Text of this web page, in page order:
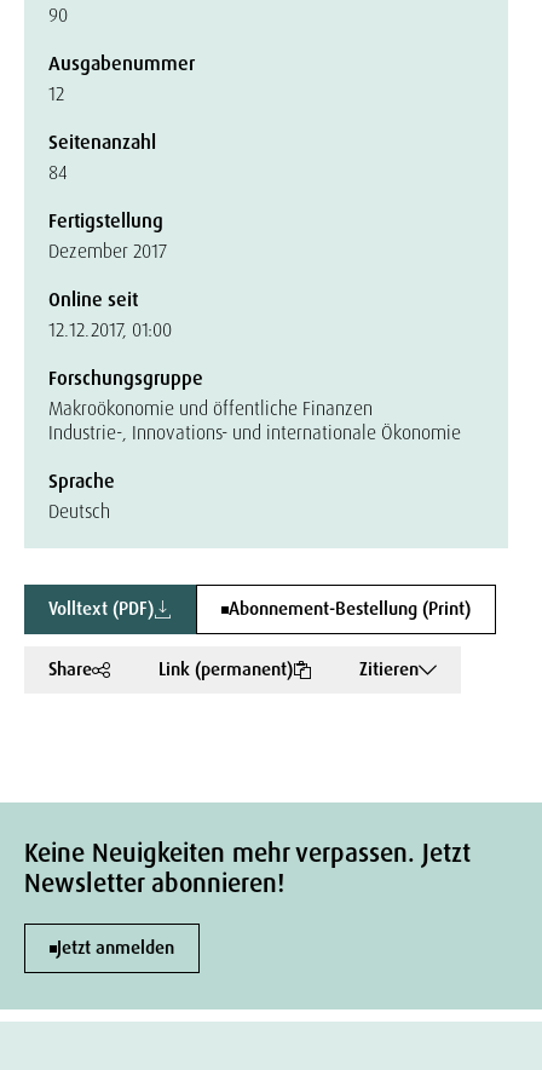
90
Ausgabenummer
12
Seitenanzahl
84
Fertigstellung
Dezember 2017
Online seit
12.12.2017, 01:00
Forschungsgruppe
Makroökonomie und öffentliche Finanzen
Industrie-, Innovations- und internationale Ökonomie
Sprache
Deutsch
Volltext (PDF) Abonnement-Bestellung (Print)
Share Link (permanent) Zitieren
Keine Neuigkeiten mehr verpassen. Jetzt
Newsletter abonnieren!
Jetzt anmelden